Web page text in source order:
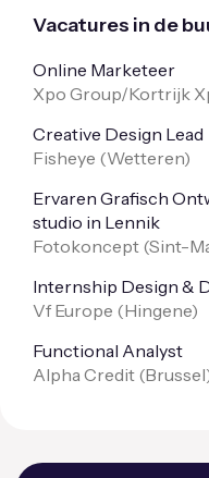
Vacatures in de
Online Marketeer
Xpo Group/Kortrijk
Creative Design Lead
Fisheye (Wetteren)
Ervaren Grafisch
studio in Lennik
Fotokoncept (Sint-
Internship Design &
Vf Europe (Hingene)
Functional Analyst
Alpha Credit (Brussel